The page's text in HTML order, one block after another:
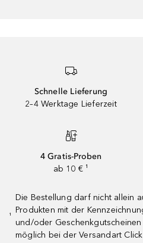
Schnelle Lieferung
2–4 Werktage Lieferzeit
4 Gratis-Proben
ab 10 € ¹
¹
Die Bestellung darf nicht allein
Produkten mit der
und/oder Geschenkgutscheinen
möglich bei der Versandart